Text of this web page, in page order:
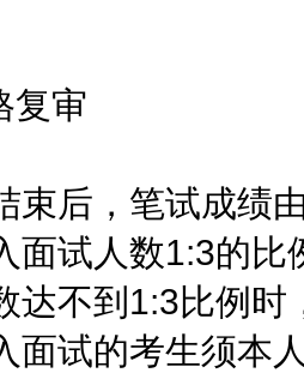
审
后，笔试成绩由
面试人数1:3的
达不到1:3比例
面试的考生须本